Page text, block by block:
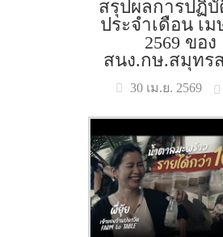
สรุปผลการปฏิ
ประจำเดือน เ
2569 ของ
สนง.กษ.สมุทร
30 เม.ย. 2569